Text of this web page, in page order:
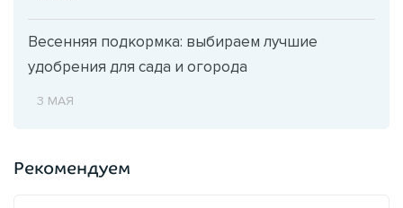
Весенняя подкормка: выбираем лучшие
удобрения для сада и огорода
3 МАЯ
Рекомендуем